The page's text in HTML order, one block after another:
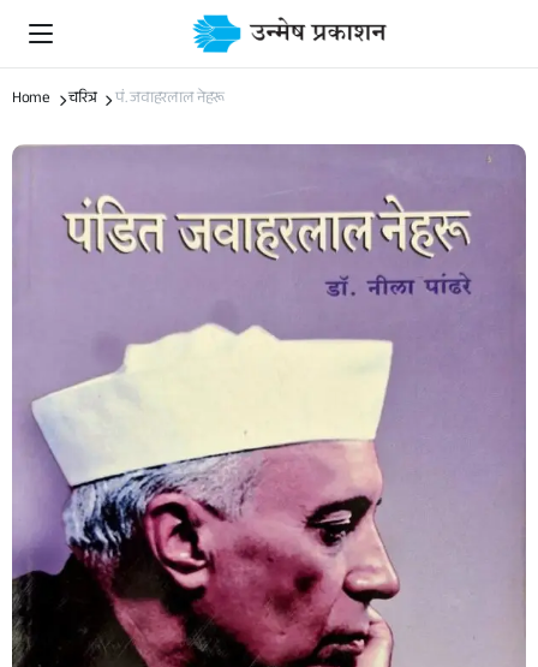
Home चरित्र पं. जवाहरलाल नेहरू